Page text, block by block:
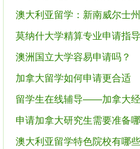
澳大利亚留学：新南威尔士
莫纳什大学精算专业申请指导
澳洲国立大学容易申请吗？
加拿大留学如何申请更合适
留学生在线辅导——加拿大
申请加拿大研究生需要准备
澳大利亚留学特色院校有哪